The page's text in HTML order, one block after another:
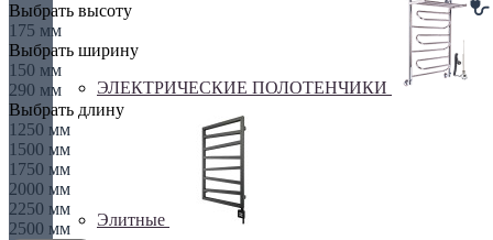
ЭЛЕКТРИЧЕСКИЕ ПОЛОТЕНЧИКИ
Элитные
Выбрать высоту
175 мм
Выбрать ширину
150 мм
290 мм
Выбрать длину
1250 мм
1500 мм
1750 мм
2000 мм
2250 мм
2500 мм